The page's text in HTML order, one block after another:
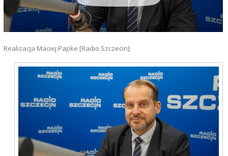
Realizacja Maciej Papke [Radio Szczecin]